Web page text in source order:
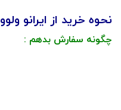
نحوه خرید از ایرانو ولوو
چگونه سفارش بدهم :